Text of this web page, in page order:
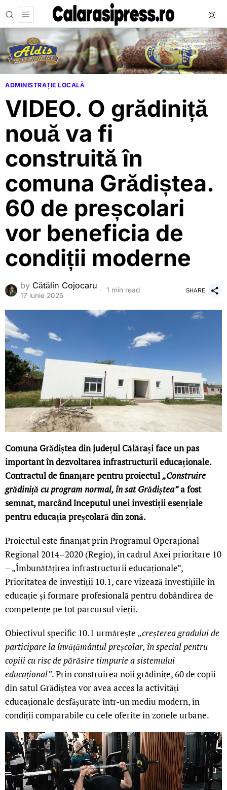
ADMINISTRAȚIE LOCALĂ
VIDEO. O grădiniță
nouă va fi
construită în
comuna Grădiștea.
60 de preșcolari
vor beneficia de
condiții moderne
by Cătălin Cojocaru
17 iunie 2025
1 min read SHARE
Comuna Grădiștea din județul Călărași face un pas
important în dezvoltarea infrastructurii educaționale.
Contractul de finanțare pentru proiectul„Construire
grădiniță cu program normal, în sat Grădiștea”a fost
semnat, marcând începutul unei investiții esențiale
pentru educația preșcolară din zonă.
Proiectul este finanțat prin Programul Operațional
Regional 2014–2020 (Regio), în cadrul Axei prioritare 10
– „Îmbunătățirea infrastructurii educaționale”,
Prioritatea de investiții 10.1, care vizează investițiile în
educație și formare profesională pentru dobândirea de
competențe pe tot parcursul vieții.
Obiectivul specific 10.1 urmărește „creșterea gradului de
participare la învățământul preșcolar, în special pentru
copiii cu risc de părăsire timpurie a sistemului
educațional”. Prin construirea noii grădinițe, 60 de copii
din satul Grădiștea vor avea acces la activități
educaționale desfășurate într-un mediu modern, în
condiții comparabile cu cele oferite în zonele urbane.